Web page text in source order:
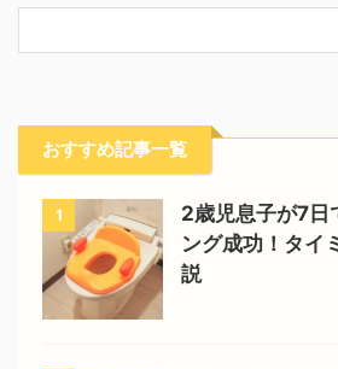
おすすめ記事一覧
1
2歳児息子が7日
ング成功！タイ
説